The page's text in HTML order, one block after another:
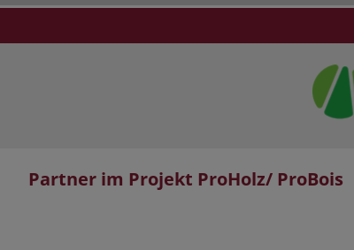
Partner im Projekt ProHolz/ ProBois